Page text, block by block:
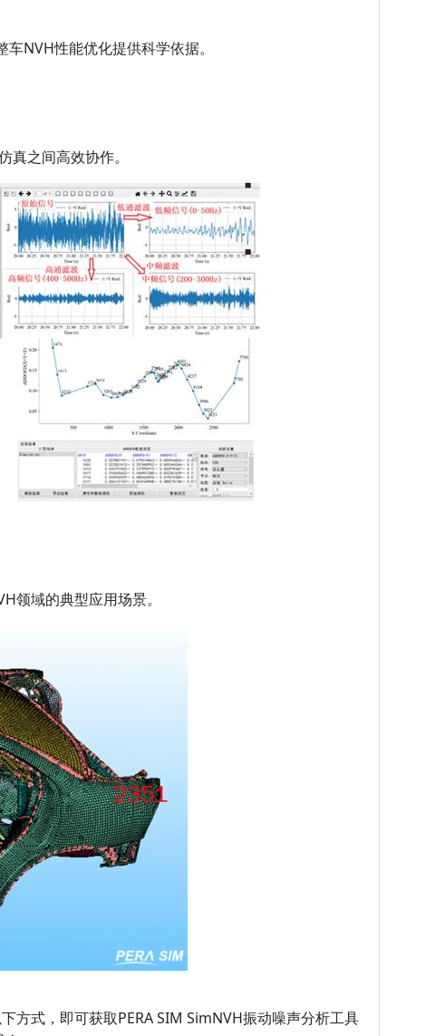
NVH性能优化提供科学依据。
之间高效协作。
领域的典型应用场景。
式，即可获取PERA SIM SimNVH振动噪声分析工具